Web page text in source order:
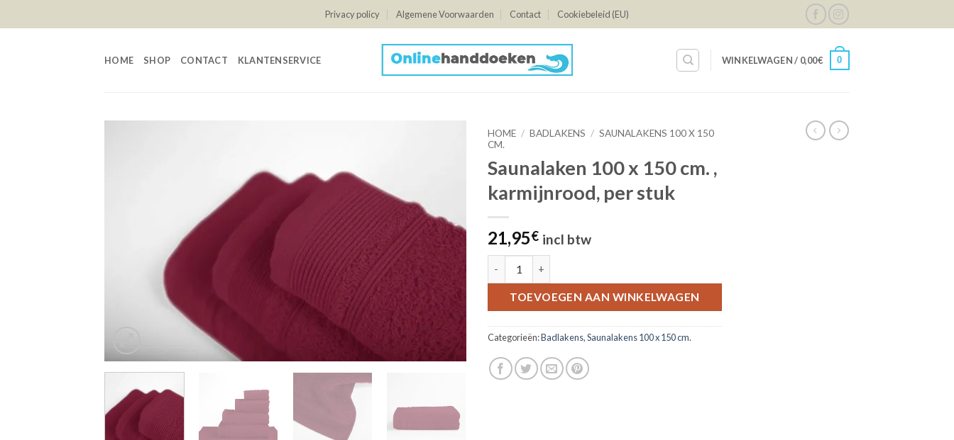
to
Privacy policy Algemene Voorwaarden Contact Cookiebeleid (EU)
HOME SHOP CONTACT KLANTENSERVICE WINKELWAGEN / 0,00€ 0
HOME / BADLAKENS / SAUNALAKENS 100 X 150
CM.
Saunalaken 100 x 150 cm. ,
karmijnrood, per stuk
21,95€ incl btw
TOEVOEGEN AAN WINKELWAGEN
Categorieën:Badlakens,Saunalakens 100 x 150 cm.